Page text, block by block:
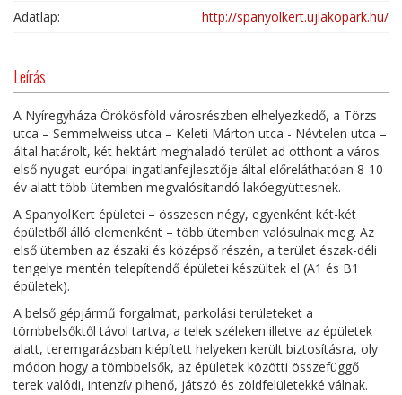
Adatlap: http://spanyolkert.ujlakopark.hu/
Leírás
A Nyíregyháza Örökösföld városrészben elhelyezkedő, a Törzs
utca – Semmelweiss utca – Keleti Márton utca - Névtelen utca –
által határolt, két hektárt meghaladó terület ad otthont a város
első nyugat-európai ingatlanfejlesztője által előreláthatóan 8-10
év alatt több ütemben megvalósítandó lakóegyüttesnek.
A SpanyolKert épületei – összesen négy, egyenként két-két
épületből álló elemenként – több ütemben valósulnak meg. Az
első ütemben az északi és középső részén, a terület észak-déli
tengelye mentén telepítendő épületei készültek el (A1 és B1
épületek).
A belső gépjármű forgalmat, parkolási területeket a
tömbbelsőktől távol tartva, a telek széleken illetve az épületek
alatt, teremgarázsban kiépített helyeken került biztosításra, oly
módon hogy a tömbbelsők, az épületek közötti összefüggő
terek valódi, intenzív pihenő, játszó és zöldfelületekké válnak.